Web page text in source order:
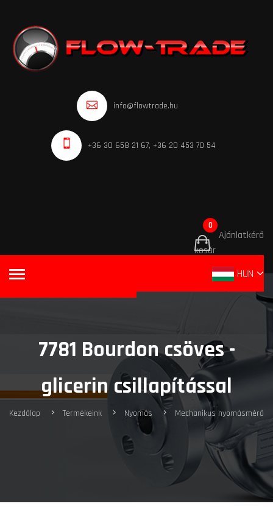
info@flowtrade.hu
+36 30 658 21 67, +36 20 453 70 54
Ajánlatkérő
kosár
0
HUN
7781 Bourdon csöves -
glicerin csillapítással
Kezdőlap Termékeink Nyomás Mechanikus nyomásmérő